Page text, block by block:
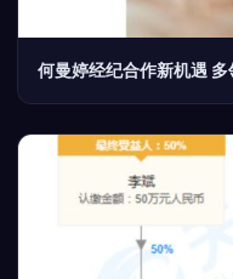
何曼婷经纪合作新机遇